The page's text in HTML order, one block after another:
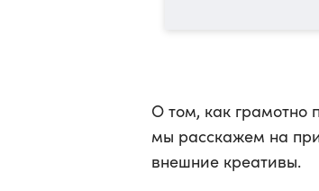
О том, как грамотно
мы расскажем на
внешние креативы.